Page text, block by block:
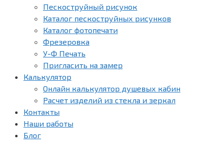
Пескоструйный рисунок
Каталог пескоструйных рисунков
Каталог фотопечати
Фрезеровка
У-Ф Печать
Пригласить на замер
Калькулятор
Онлайн калькулятор душевых кабин
Расчет изделий из стекла и зеркал
Контакты
Наши работы
Блог